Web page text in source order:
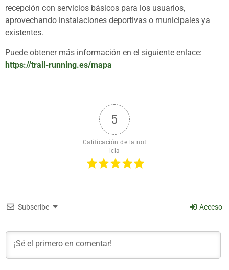
recepción con servicios básicos para los usuarios,
aprovechando instalaciones deportivas o municipales ya
existentes.
Puede obtener más información en el siguiente enlace:
https://trail-running.es/mapa
5
Calificación de la not
icia
Subscribe Acceso